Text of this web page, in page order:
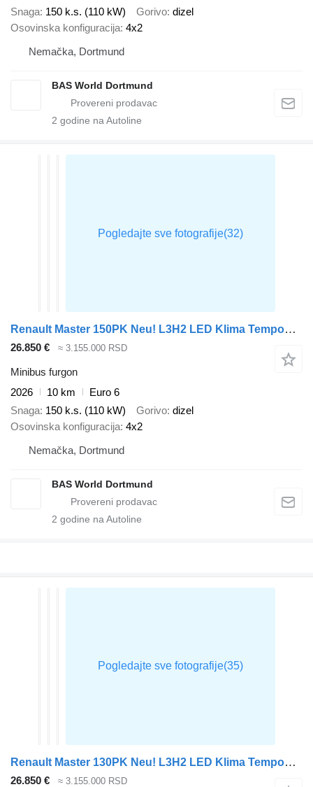
Snaga 150 k.s. (110 kW) Gorivo dizel
Osovinska konfiguracija 4x2
Nemačka, Dortmund
BAS World Dortmund
2 godine na Autoline
Renault Master 150PK Neu! L3H2 LED Klima Tempomat CarPlay Parkensensoren
26.850 € ≈ 3.155.000 RSD
Minibus furgon
2026
10 km
Euro 6
Snaga 150 k.s. (110 kW) Gorivo dizel
Osovinska konfiguracija 4x2
Nemačka, Dortmund
BAS World Dortmund
2 godine na Autoline
Renault Master 130PK Neu! L3H2 LED Klima Tempomat CarPlay Parkensensoren
26.850 € ≈ 3.155.000 RSD